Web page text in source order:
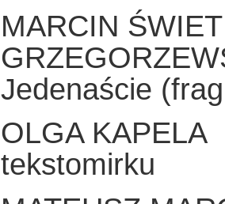
MARCIN
Jedenaście
OLGA KAPELA
tekstomirku